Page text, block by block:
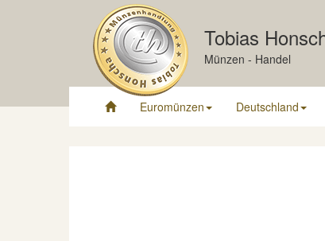
Tobias
Münzen - Handel
Euromünzen Deutschland